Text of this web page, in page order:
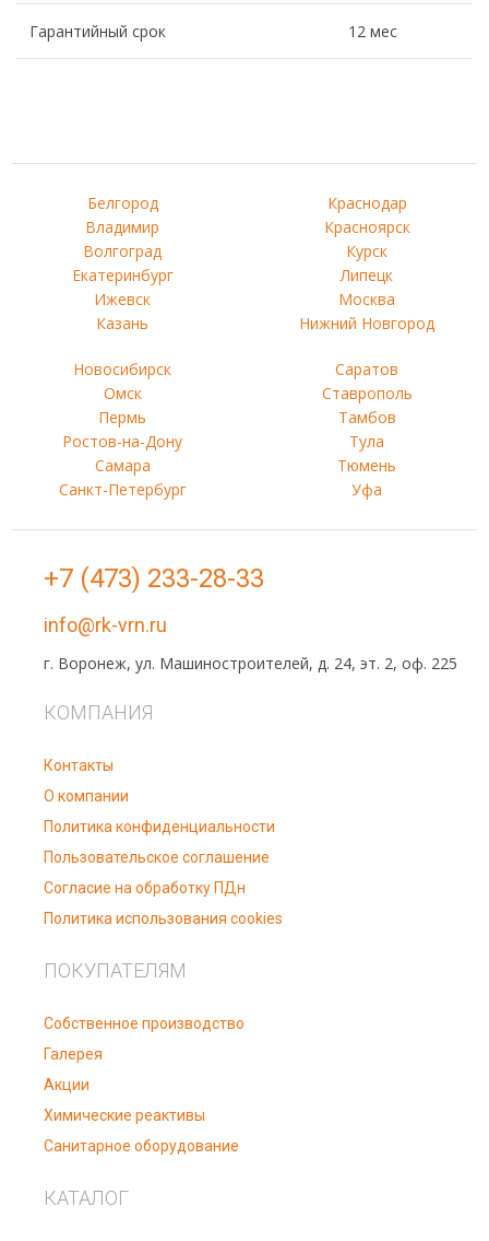
Гарантийный срок 12 мес
Белгород
Владимир
Волгоград
Екатеринбург
Ижевск
Казань
Краснодар
Красноярск
Курск
Липецк
Москва
Нижний Новгород
Новосибирск
Омск
Пермь
Ростов-на-Дону
Самара
Санкт-Петербург
Саратов
Ставрополь
Тамбов
Тула
Тюмень
Уфа
+7 (473) 233-28-33
info@rk-vrn.ru
г. Воронеж, ул. Машиностроителей, д. 24, эт. 2, оф. 225
КОМПАНИЯ
Контакты
О компании
Политика конфиденциальности
Пользовательское соглашение
Согласие на обработку ПДн
Политика использования cookies
ПОКУПАТЕЛЯМ
Собственное производство
Галерея
Акции
Химические реактивы
Санитарное оборудование
КАТАЛОГ